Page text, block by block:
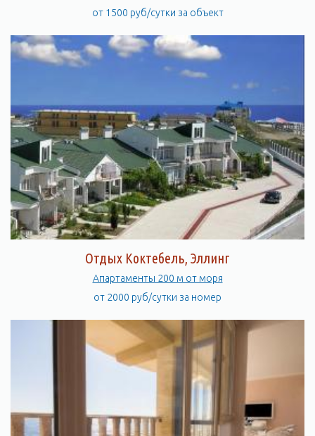
от 1500 руб/сутки за объект
Отдых Коктебель, Эллинг
Апартаменты 200 м от моря
от 2000 руб/сутки за номер